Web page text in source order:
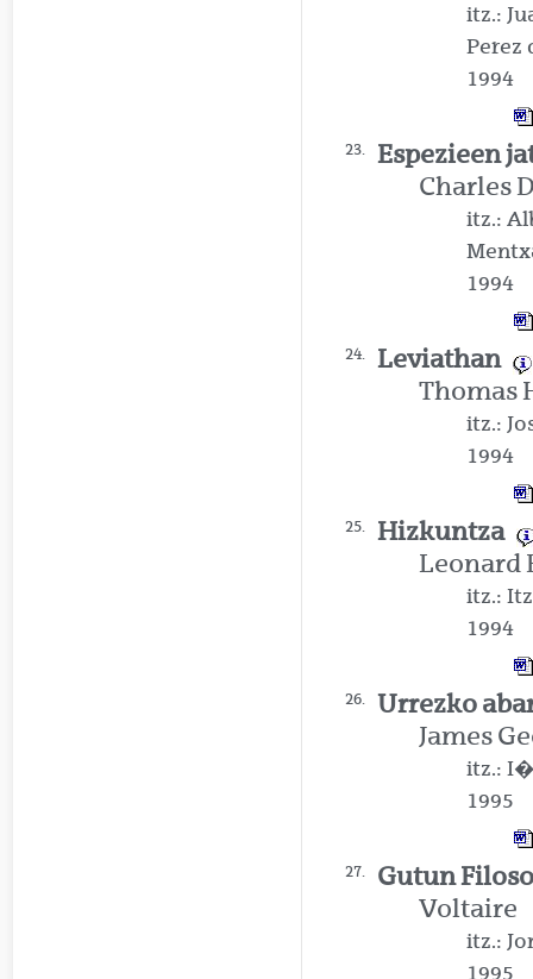
itz.:
Perez
1994
23.
Espezieen
Charles
itz.:
1994
24.
Leviathan
Thomas
itz.:
1994
25.
Hizkuntza
Leonard
itz.:
1994
26.
Urrezko
James
itz.:
1995
27.
Gutun
Voltaire
itz.:
1995